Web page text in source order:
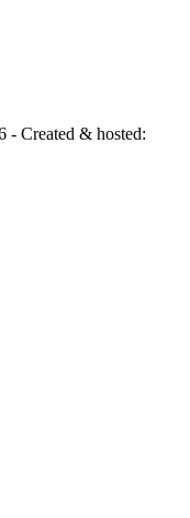
- Created & hosted: